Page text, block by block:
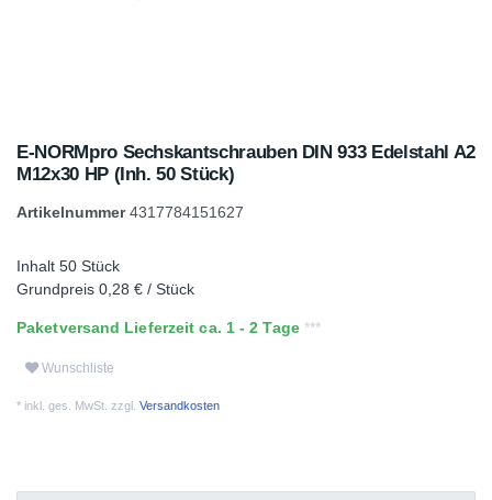
E-NORMpro Sechskantschrauben DIN 933 Edelstahl A2
M12x30 HP (Inh. 50 Stück)
Artikelnummer4317784151627
Inhalt 50 Stück
Grundpreis 0,28 € / Stück
Paketversand Lieferzeit ca. 1 - 2 Tage
Wunschliste
* inkl. ges. MwSt. zzgl. Versandkosten